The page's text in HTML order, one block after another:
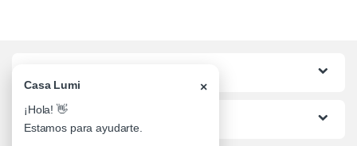
Lo mas buscado
Casa Lumi ×
¡Hola! 👋
Estamos para ayudarte.